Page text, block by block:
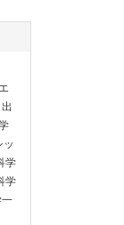
出
ッ
学
学
一